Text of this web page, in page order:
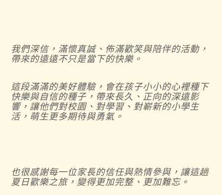
我們深信，滿懷真誠、佈滿歡笑與陪伴的活動，
帶來的遠遠不只是當下的快樂。
這段滿滿的美好體驗，會在孩子小小的心裡種下
快樂與自信的種子，帶來長久、正向的深遠影
響，讓他們對校園、對學習、對嶄新的小學生
活，萌生更多期待與勇氣。
也很感謝每一位家長的信任與熱情參與，讓這趟
夏日歡樂之旅，變得更加完整、更加難忘。